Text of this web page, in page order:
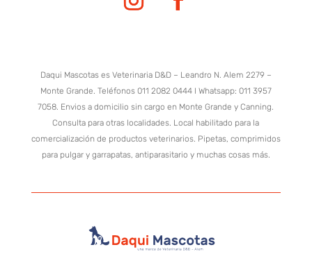
Daqui Mascotas es Veterinaria D&D – Leandro N. Alem 2279 –
Monte Grande. Teléfonos 011 2082 0444 I Whatsapp: 011 3957
7058. Envios a domicilio sin cargo en Monte Grande y Canning.
Consulta para otras localidades. Local habilitado para la
comercialización de productos veterinarios. Pipetas, comprimidos
para pulgar y garrapatas, antiparasitario y muchas cosas más.